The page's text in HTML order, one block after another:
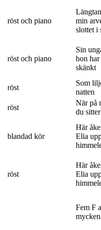
röst och piano
min
slottet i
röst och piano
Sin
hon
skänkt
röst
Som
natten
röst
När på
du sitter
blandad kör
Här
Elia
röst
Här
Elia
Fem F